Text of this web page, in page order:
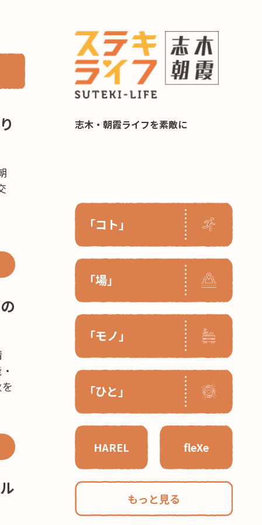
志木・朝霞ライフを素敵に
「コト」
「場」
「モノ」
「ひと」
HAREL fleXe
もっと見る